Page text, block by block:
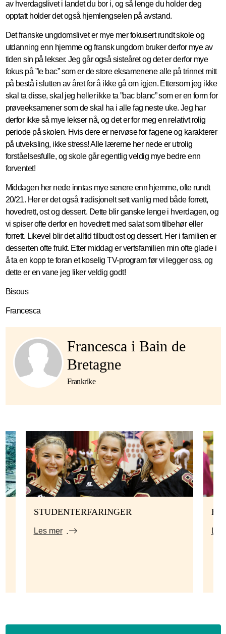
av hverdagslivet i landet du bor i, og så lenge du holder deg
opptatt holder det også hjemlengselen på avstand.
Det franske ungdomslivet er mye mer fokusert rundt skole og
utdanning enn hjemme og fransk ungdom bruker derfor mye av
tiden sin på lekser. Jeg går også sisteåret og det er derfor mye
fokus på ”le bac” som er de store eksamenene alle på trinnet mitt
på bestå i slutten av året for å ikke gå om igjen. Ettersom jeg ikke
skal ta disse, skal jeg heller ikke ta ”bac blanc” som er en form for
prøveeksamener som de skal ha i alle fag neste uke. Jeg har
derfor ikke så mye lekser nå, og det er for meg en relativt rolig
periode på skolen. Hvis dere er nervøse for fagene og karakterer
på utveksling, ikke stress! Alle lærerne her nede er utrolig
forståelsesfulle, og skole går egentlig veldig mye bedre enn
forventet!
Middagen her nede inntas mye senere enn hjemme, ofte rundt
20/21. Her er det også tradisjonelt sett vanlig med både forrett,
hovedrett, ost og dessert. Dette blir ganske lenge i hverdagen, og
vi spiser ofte derfor en hovedrett med salat som tilbehør eller
forrett. Likevel blir det alltid tilbudt ost og dessert. Her i familien er
desserten ofte frukt. Etter middag er vertsfamilien min ofte glade i
å ta en kopp te foran et koselig TV-program før vi legger oss, og
dette er en vane jeg liker veldig godt!
Bisous
Francesca
Francesca i Bain de
Bretagne
Frankrike
STUDENTERFARINGER
Les mer